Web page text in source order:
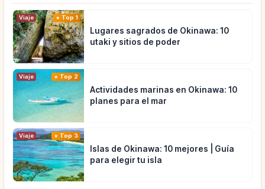
Viaje Top 1
Lugares sagrados de Okinawa: 10
utaki y sitios de poder
Viaje Top 2
Actividades marinas en Okinawa: 10
planes para el mar
Viaje Top 3
Islas de Okinawa: 10 mejores | Guía
para elegir tu isla